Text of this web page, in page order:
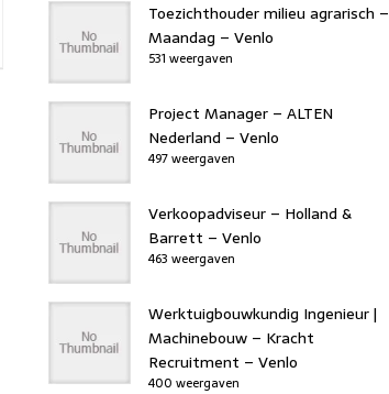
Toezichthouder milieu agrarisch –
Maandag – Venlo
531 weergaven
Project Manager – ALTEN
Nederland – Venlo
497 weergaven
Verkoopadviseur – Holland &
Barrett – Venlo
463 weergaven
Werktuigbouwkundig Ingenieur |
Machinebouw – Kracht
Recruitment – Venlo
400 weergaven